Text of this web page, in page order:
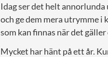
Idag ser det helt annorlunda
och ge dem mera utrymme i
som kan finnas när det
Mycket har hänt på ett år.